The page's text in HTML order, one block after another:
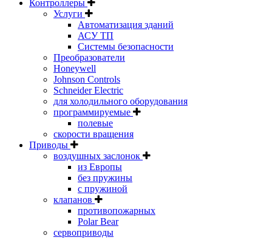
Контроллеры
Услуги
Автоматизация зданий
АСУ ТП
Системы безопасности
Преобразователи
Honeywell
Johnson Controls
Schneider Electric
для холодильного оборудования
программируемые
полевые
скорости вращения
Приводы
воздушных заслонок
из Европы
без пружины
с пружиной
клапанов
противопожарных
Polar Bear
сервоприводы